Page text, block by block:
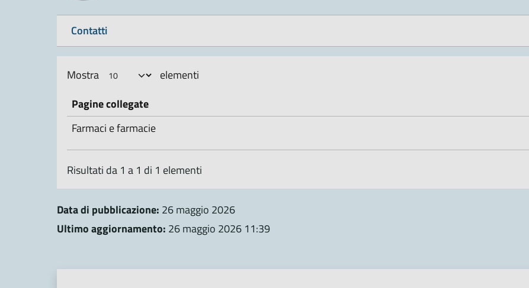
Contatti
Mostra elementi
Pagine collegate
Farmaci e farmacie
Risultati da 1 a 1 di 1 elementi
Data di pubblicazione: 26 maggio 2026
Ultimo aggiornamento: 26 maggio 2026 11:39